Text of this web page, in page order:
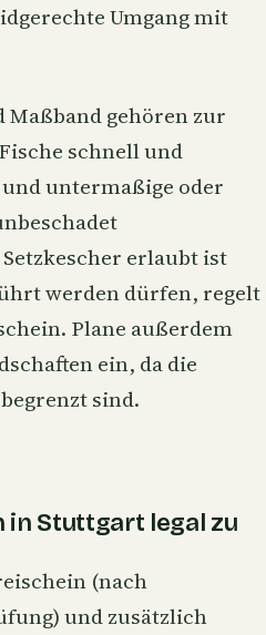
Umgang mit
Maßband gehören zur
schnell und
untermaßige oder
erlaubt ist
werden dürfen, regelt
Plane außerdem
ein, da die
sind.
in Stuttgart legal zu
(nach
und zusätzlich